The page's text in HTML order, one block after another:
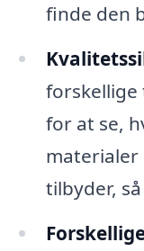
finde den
forskellige
for at se,
materialer
tilbyder,